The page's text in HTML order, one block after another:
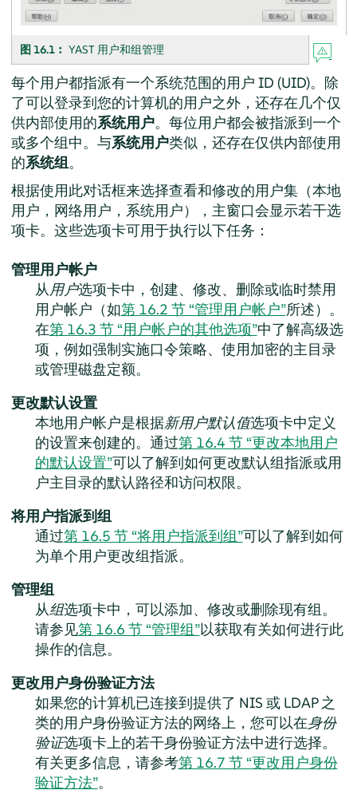
图 16.1︰ YAST 用户和组管理
每个用户都指派有一个系统范围的用户 ID (UID)。除
了可以登录到您的计算机的用户之外，还存在几个仅
供内部使用的系统用户。每位用户都会被指派到一个
或多个组中。与系统用户类似，还存在仅供内部使用
的系统组。
根据使用此对话框来选择查看和修改的用户集（本地
用户，网络用户，系统用户），主窗口会显示若干选
项卡。这些选项卡可用于执行以下任务：
管理用户帐户
从用户选项卡中，创建、修改、删除或临时禁用
用户帐户（如第 16.2 节 “管理用户帐户”所述）。
在第 16.3 节 “用户帐户的其他选项”中了解高级选
项，例如强制实施口令策略、使用加密的主目录
或管理磁盘定额。
更改默认设置
本地用户帐户是根据新用户默认值选项卡中定义
的设置来创建的。通过第 16.4 节 “更改本地用户
的默认设置”可以了解到如何更改默认组指派或用
户主目录的默认路径和访问权限。
将用户指派到组
通过第 16.5 节 “将用户指派到组”可以了解到如何
为单个用户更改组指派。
管理组
从组选项卡中，可以添加、修改或删除现有组。
请参见第 16.6 节 “管理组”以获取有关如何进行此
操作的信息。
更改用户身份验证方法
如果您的计算机已连接到提供了 NIS 或 LDAP 之
类的用户身份验证方法的网络上，您可以在身份
验证选项卡上的若干身份验证方法中进行选择。
有关更多信息，请参考第 16.7 节 “更改用户身份
验证方法”。